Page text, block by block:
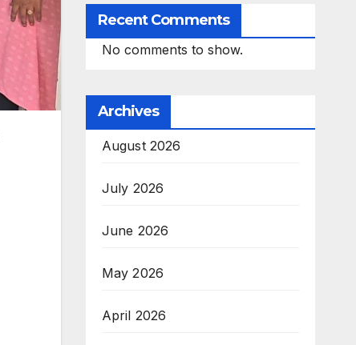
Recent Comments
No comments to show.
Archives
August 2026
July 2026
June 2026
May 2026
April 2026